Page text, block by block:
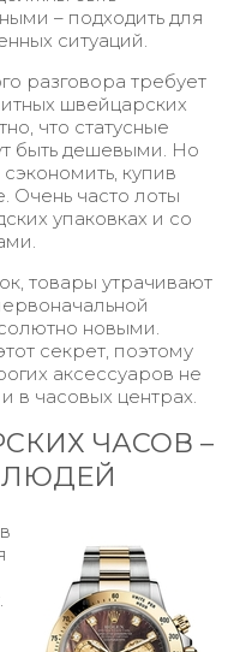
– подходить для
ситуаций.
разговора требует
швейцарских
что статусные
быть дешевыми. Но
купив
Очень часто лоты
упаковках и со
товары утрачивают
новыми.
секрет, поэтому
аксессуаров не
в часовых центрах.
ЧАСОВ –